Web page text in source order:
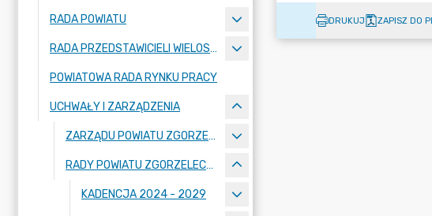
RADA POWIATU
RADA PRZEDSTAWICIELI WIELOSPECJALISTYCZNEGO ZESPOŁU OPIEKI ZDROWOTNEJ "BOLESŁAWIEC-ZGORZELEC" SAMODZIELNEGO PUBLICZNEGO ZAKŁADU OPIEKI ZDROWOTNEJ
POWIATOWA RADA RYNKU PRACY
UCHWAŁY I ZARZĄDZENIA
ZARZĄDU POWIATU ZGORZELECKIEGO
RADY POWIATU ZGORZELECKIEGO
KADENCJA 2024 - 2029
DRUKUJ ZAPISZ DO